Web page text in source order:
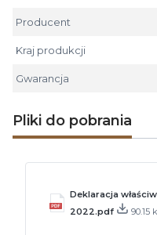
Producent
Kraj produkcji
Gwarancja
Pliki do pobrania
Deklaracja
2022.pdf
90.15